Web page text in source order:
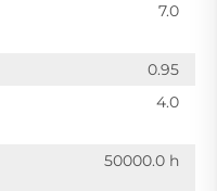
7.0
0.95
4.0
50000.0 h